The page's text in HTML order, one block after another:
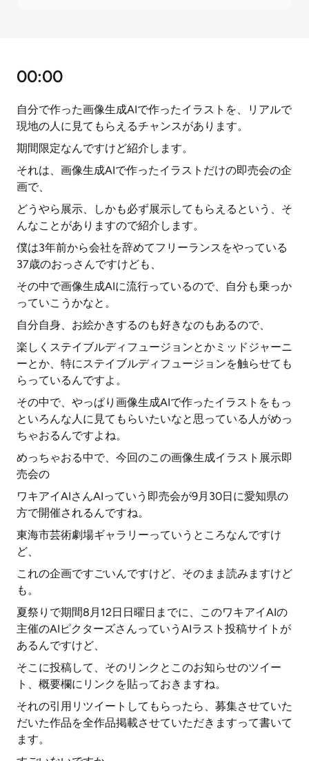
00:00
自分で作った画像生成AIで作ったイラストを、リアルで
現地の人に見てもらえるチャンスがあります。
期間限定なんですけど紹介します。
それは、画像生成AIで作ったイラストだけの即売会の企
画で、
どうやら展示、しかも必ず展示してもらえるという、そ
んなことがありますので紹介します。
僕は3年前から会社を辞めてフリーランスをやっている
37歳のおっさんですけども、
その中で画像生成AIに流行っているので、自分も乗っか
っていこうかなと。
自分自身、お絵かきするのも好きなのもあるので、
楽しくステイブルディフュージョンとかミッドジャーニ
ーとか、特にステイブルディフュージョンを触らせても
らっているんですよ。
その中で、やっぱり画像生成AIで作ったイラストをもっ
といろんな人に見てもらいたいなと思っている人がめっ
ちゃおるんですよね。
めっちゃおる中で、今回のこの画像生成イラスト展示即
売会の
ワキアイAIさんAIっていう即売会が9月30日に愛知県の
方で開催されるんですね。
東海市芸術劇場ギャラリーっていうところなんですけ
ど、
これの企画ですごいんですけど、そのまま読みますけど
も。
夏祭りで期間8月12日日曜日までに、このワキアイAIの
主催のAIピクターズさんっていうAIラスト投稿サイトが
あるんですけど、
そこに投稿して、そのリンクとこのお知らせのツイー
ト、概要欄にリンクを貼っておきますね。
それの引用リツイートしてもらったら、募集させていた
だいた作品を全作品掲載させていただきますって書いて
ます。